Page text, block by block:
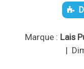
Marque : Lais
|